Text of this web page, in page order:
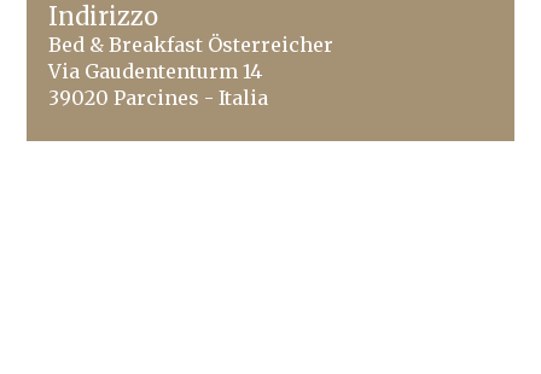
Indirizzo
Bed & Breakfast Österreicher
Via Gaudententurm 14
39020 Parcines - Italia